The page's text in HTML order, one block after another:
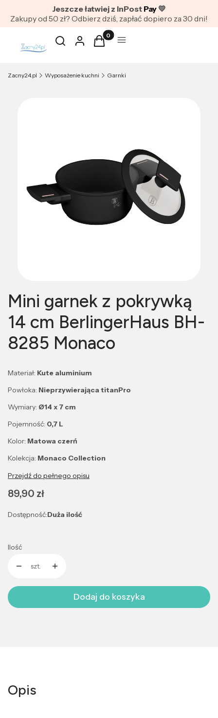
Jeszcze łatwiej z InPost Pay 💛
Zakupy od 50 zł? Odbierz dziś, zapłać dopiero za 30 dni!
Otwórz wyszukiwarkę
Szukaj Zaloguj sięProdukty w koszyku: 0. Zobacz
KoszykMenu
Zacny24.pl Wyposażenie kuchni Garnki
Mini garnek z pokrywką
14 cm BerlingerHaus BH-
8285 Monaco
Materiał: Kute aluminium
Powłoka: Nieprzywierająca titanPro
Wymiary: Ø14 x 7 cm
Pojemność: 0,7 L
Kolor: Matowa czerń
Kolekcja: Monaco Collection
Przejdź do pełnego opisu
Cena
89,90 zł
Dostępność:Duża ilość
Ilość
szt.
Dodaj do koszyka
Opis